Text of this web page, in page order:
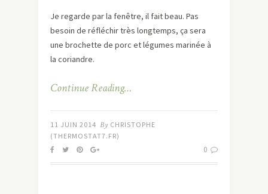
Je regarde par la fenêtre, il fait beau. Pas
besoin de réfléchir très longtemps, ça sera
une brochette de porc et légumes marinée à
la coriandre.
Continue Reading…
11 JUIN 2014 By CHRISTOPHE
(THERMOSTAT7.FR)
0